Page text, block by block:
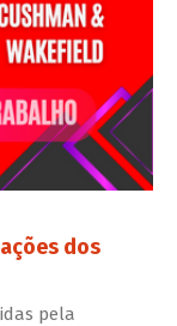
dos
pela